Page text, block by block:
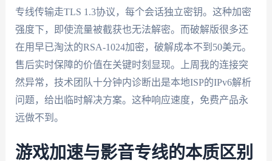
专线传输走TLS 1.3协议，每个会话独立密钥。这种加密
强度下，即使流量被截获也无法解密。而破解版很多还
在用早已淘汰的RSA-1024加密，破解成本不到50美元。
售后实时保障的价值在关键时刻显现。上周我的连接突
然异常，技术团队十分钟内诊断出是本地ISP的IPv6解析
问题，给出临时解决方案。这种响应速度，免费产品永
远做不到。
游戏加速与影音专线的本质区别